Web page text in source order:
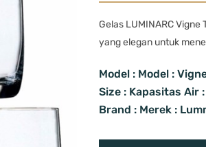
Gelas LUMINARC
yang elegan untuk
Model : Model :
Size : Kapasitas Air
Brand : Merek :